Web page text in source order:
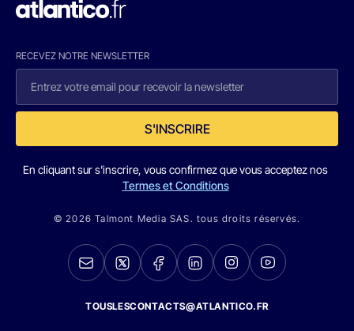
RECEVEZ NOTRE NEWSLETTER
S'INSCRIRE
En cliquant sur s'inscrire, vous confirmez que vous acceptez nos
Termes et Conditions
© 2026 Talmont Media SAS. tous droits réservés.
TOUSLESCONTACTS@ATLANTICO.FR